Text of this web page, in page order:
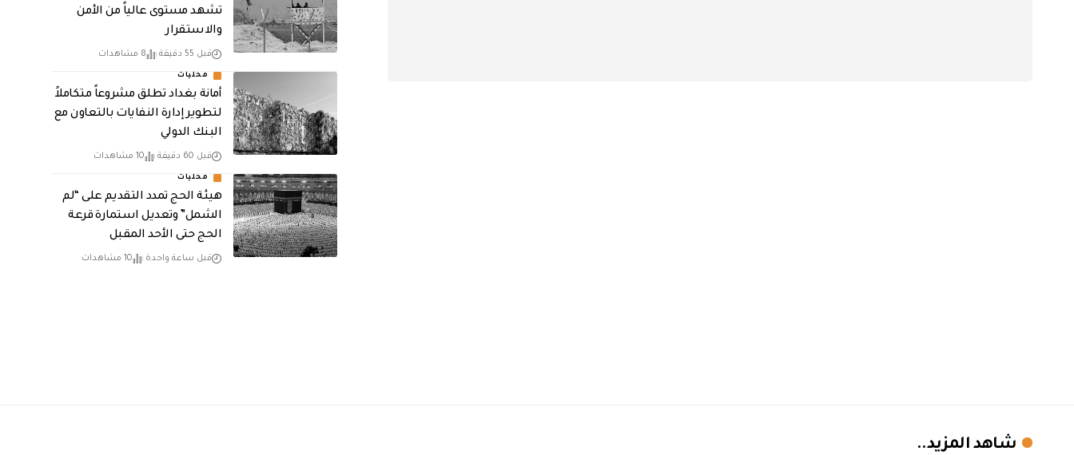
تشهد مستوى عالياً من الأمن
والاستقرار
قبل 55 دقيقة 8 مشاهدات
محليات
أمانة بغداد تطلق مشروعاً متكاملاً
لتطوير إدارة النفايات بالتعاون مع
البنك الدولي
قبل 60 دقيقة 10 مشاهدات
محليات
هيئة الحج تمدد التقديم على “لم
الشمل” وتعديل استمارة قرعة
الحج حتى الأحد المقبل
قبل ساعة واحدة 10 مشاهدات
شاهد المزيد..